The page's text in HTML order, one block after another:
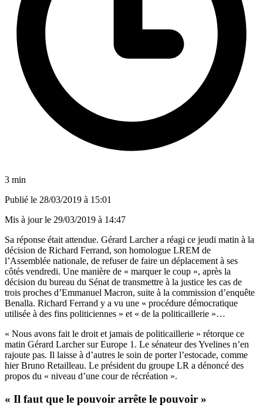
3 min
Publié le 28/03/2019 à 15:01
Mis à jour le 29/03/2019 à 14:47
Sa réponse était attendue. Gérard Larcher a réagi ce jeudi matin à la
décision de Richard Ferrand, son homologue LREM de
l’Assemblée nationale, de refuser de faire un déplacement à ses
côtés vendredi. Une manière de « marquer le coup », après la
décision du bureau du Sénat de transmettre à la justice les cas de
trois proches d’Emmanuel Macron, suite à la commission d’enquête
Benalla. Richard Ferrand y a vu une « procédure démocratique
utilisée à des fins politiciennes » et « de la politicaillerie »…
« Nous avons fait le droit et jamais de politicaillerie » rétorque ce
matin Gérard Larcher sur Europe 1. Le sénateur des Yvelines n’en
rajoute pas. Il laisse à d’autres le soin de porter l’estocade, comme
hier Bruno Retailleau. Le président du groupe LR a dénoncé des
propos du « niveau d’une cour de récréation ».
« Il faut que le pouvoir arrête le pouvoir »